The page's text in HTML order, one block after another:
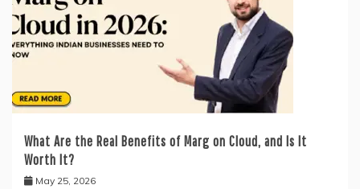
What Are the Real Benefits of Marg on Cloud, and Is It
Worth It?
May 25, 2026